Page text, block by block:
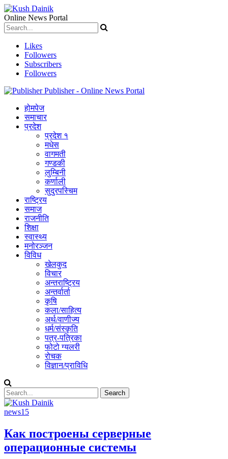
Online News Portal
Likes
Followers
Subscribers
Followers
Publisher - Online News Portal
होमपेज
समाचार
प्रदेश
प्रदेश १
मधेस
वागमती
गण्डकी
लुम्बिनी
कर्णाली
सुदुरपस्चिम
राष्ट्रिय
समाज
राजनीति
शिक्षा
स्वास्थ्य
मनोरञ्जन
विविध
खेलकुद
विचार
अन्तराष्ट्रिय
अन्तर्वार्ता
कृषि
कला/साहित्य
अर्थ/वाणीज्य
धर्म/संस्कृति
पत्र-पत्रिका
फोटो ग्यलरी
रोचक
विज्ञान/प्राविधि
news15
Как построены серверные
операционные системы